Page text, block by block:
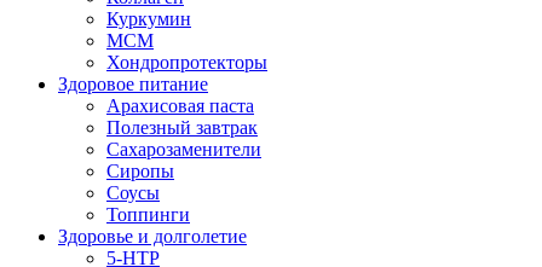
Куркумин
МСМ
Хондропротекторы
Здоровое питание
Арахисовая паста
Полезный завтрак
Сахарозаменители
Сиропы
Соусы
Топпинги
Здоровье и долголетие
5-HTP